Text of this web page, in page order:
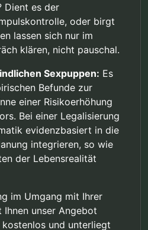
Dient es der
oder birgt
lassen sich nur im
klären, nicht pauschal.
Sexpuppen: Es
Befunde zur
einer Risikoerhöhung
Bei einer Legalisierung
evidenzbasiert in die
integrieren, so wie
der Lebensrealität
im Umgang mit Ihrer
unser Angebot
und unterliegt